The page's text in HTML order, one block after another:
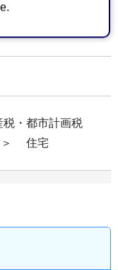
税・都市計画税
住宅